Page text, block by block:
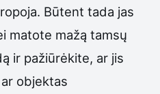
Būtent tada jas
matote mažą tamsų
ir pažiūrėkite, ar jis
objektas